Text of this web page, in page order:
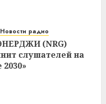
Новости радио
(NRG)
слушателей на
2030»